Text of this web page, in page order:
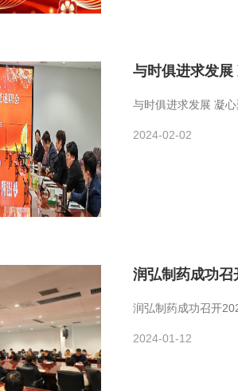
与时俱进求发
与时俱进求发展 凝
2024-02-02
润弘制药成功
润弘制药成功召开
2024-01-12